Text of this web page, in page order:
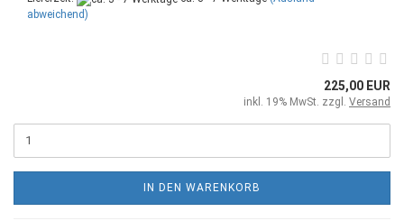
abweichend)
225,00 EUR
inkl. 19% MwSt. zzgl. Versand
IN DEN WARENKORB